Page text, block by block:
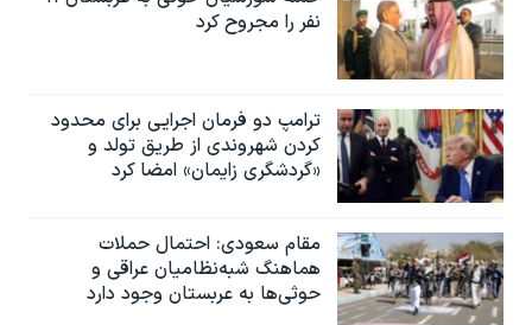
نفر را مجروح کرد
ترامپ دو فرمان اجرایی برای محدود
کردن شهروندی از طریق تولد و
«گردشگری زایمان» امضا کرد
مقام سعودی: احتمال حملات
هماهنگ شبه‌نظامیان عراقی و
حوثی‌ها به عربستان وجود دارد